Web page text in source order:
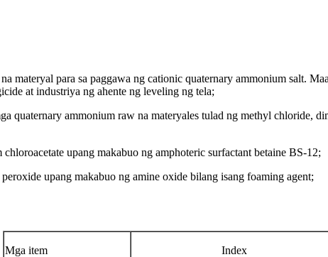
para sa paggawa ng cationic quaternary ammonium salt.
at industriya ng ahente ng leveling ng tela;
quaternary ammonium raw na materyales tulad ng methyl chloride,
upang makabuo ng amphoteric surfactant betaine BS-12;
upang makabuo ng amine oxide bilang isang foaming agent;
Mga item Index